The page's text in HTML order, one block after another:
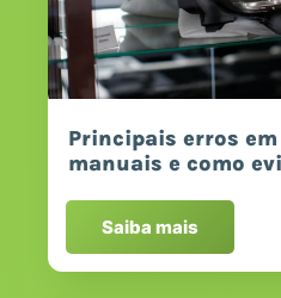
Principais erros em
manuais e como
Saiba mais